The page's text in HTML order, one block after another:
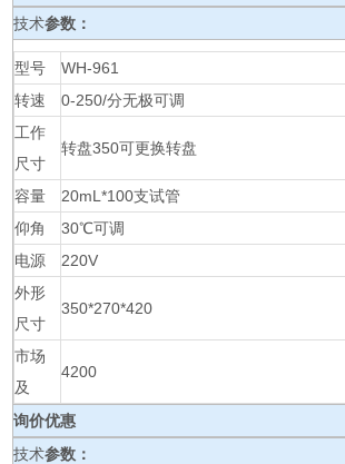
技术参数：
型号
WH-961
转速
0-250/分无极可调
工作
尺寸
转盘350可更换转盘
容量
20mL*100支试管
仰角
30℃可调
电源
220V
外形
尺寸
350*270*420
市场
及
4200
询价优惠
技术参数：